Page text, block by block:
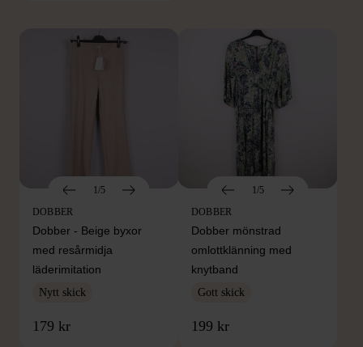
1/5
DOBBER
Dobber - Beige byxor
med resårmidja
läderimitation
Nytt skick
179 kr
1/5
DOBBER
Dobber mönstrad
omlottklänning med
knytband
Gott skick
199 kr